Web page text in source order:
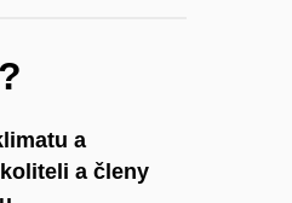
a
a členy